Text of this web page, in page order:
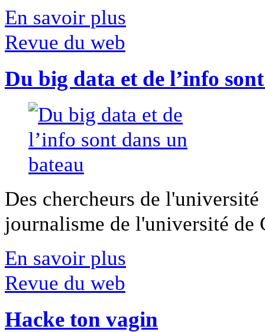
En savoir plus
Revue du web
Du big data et de l’info
Des chercheurs de
journalisme de l'université
En savoir plus
Revue du web
Hacke ton vagin